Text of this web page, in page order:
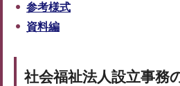
参考様式
資料編
社会福祉法人設立事務